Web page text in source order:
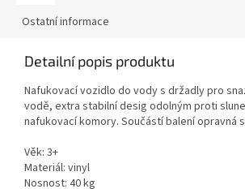
Ostatní informace
Detailní popis produktu
Nafukovací vozidlo do vody s držadly pro
vodě, extra stabilní desig odolným proti
nafukovací komory. Součástí balení opravná
Věk: 3+
Materiál: vinyl
Nosnost: 40 kg